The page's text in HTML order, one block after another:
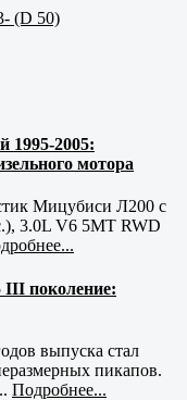
(D 50)
1995-2005:
мотора
Мицубиси Л200 с
3.0L V6 5MT RWD
III поколение:
выпуска стал
пикапов.
Подробнее...